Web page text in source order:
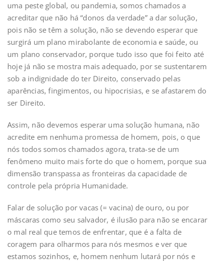
uma peste global, ou pandemia, somos chamados a
acreditar que não há “donos da verdade” a dar solução,
pois não se têm a solução, não se devendo esperar que
surgirá um plano mirabolante de economia e saúde, ou
um plano conservador, porque tudo isso que foi feito até
hoje já não se mostra mais adequado, por se sustentarem
sob a indignidade do ter Direito, conservado pelas
aparências, fingimentos, ou hipocrisias, e se afastarem do
ser Direito.
Assim, não devemos esperar uma solução humana, não
acredite em nenhuma promessa de homem, pois, o que
nós todos somos chamados agora, trata-se de um
fenômeno muito mais forte do que o homem, porque sua
dimensão transpassa as fronteiras da capacidade de
controle pela própria Humanidade.
Falar de solução por vacas (= vacina) de ouro, ou por
máscaras como seu salvador, é ilusão para não se encarar
o mal real que temos de enfrentar, que é a falta de
coragem para olharmos para nós mesmos e ver que
estamos sozinhos, e, homem nenhum lutará por nós e